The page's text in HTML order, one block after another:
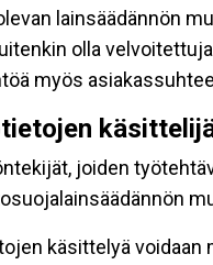
lainsäädännön
olla
myös
joiden
käsittelyä